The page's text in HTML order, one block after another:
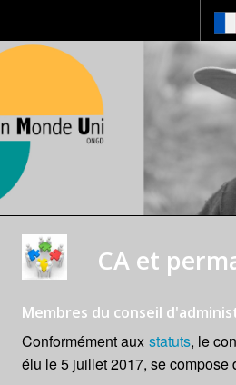
CA et
Membres du conseil
Conformément aux statuts, le
élu le 5 juillet 2017, se compose